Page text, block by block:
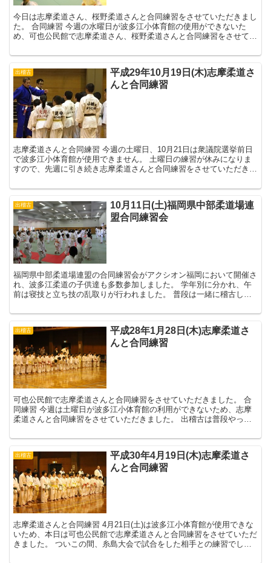
今日は志摩柔道さん、桜野柔道さんと合同練習をさせていただきまし
た。 合同練習 今週の水曜日が波多江小体育館の使用ができないた
め、可也公民館で志摩柔道さん、桜野柔道さんと合同練習をさせてい
出稽古
平成29年10月19日(木)志摩柔道さ
んと合同練習
志摩柔道さんと合同練習 今週の土曜日、10月21日は衆議院選挙前日
で波多江小体育館が使用できません。 土曜日の練習が休みになりま
すので、先週に引き続き志摩柔道さんと合同練習をさせていただきま
出稽古
10月11日(土)福岡県中部柔道場連
盟合同練習会
福岡県中部柔道場連盟の合同練習会がアクシオン福岡において開催さ
れ、波多江柔道の子供達も多数参加しました。 学年別に分かれ、午
前は寝技と立ち技の乱取りが行われました。 普段は一緒に稽古しな
出稽古
平成28年1月28日(木)志摩柔道さ
んと合同練習
可也公民館で志摩柔道さんと合同練習をさせていただきました。 合
同練習 今週は土曜日が波多江小体育館の利用ができないため、志摩
柔道さんと合同練習をさせていただきました。 出稽古は普段やって
出稽古
平成30年4月19日(木)志摩柔道さ
んと合同練習
志摩柔道さんと合同練習 4月21日(土)は波多江小体育館が使用できな
いため、本日は可也公民館で志摩柔道さんと合同練習をさせていただ
きました。 ついこの間、糸島大会で試合をした相手との練習でし